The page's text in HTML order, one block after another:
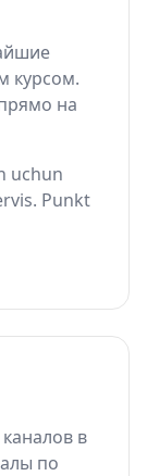
курсом.
на
uchun
Punkt
в
по